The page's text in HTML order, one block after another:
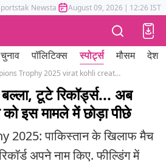
Newstak Mumbai Tak Astrotak
August 09, 2026 | 12:26 IST
चुनाव पॉलिटिक्स स्पोर्ट्स मौसम देश
Champions Trophy 2025 virat kohli creates history fastest to reach 14 thousand runs in odi
टूटे रिकॉर्ड्स... अब
इस मामले में छोड़ा पीछे
2025: पाकिस्तान के खिलाफ मैच
अपने नाम किए. फील्डिंग में